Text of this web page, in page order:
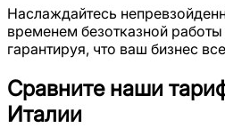
Наслаждайтесь
временем безотказной
гарантируя, что ваш бизнес
Сравните наши
Италии